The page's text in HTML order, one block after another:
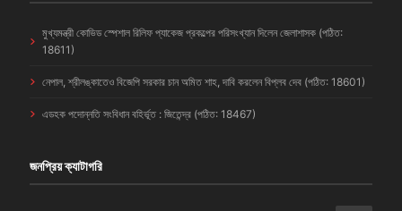
মুখ্যমন্ত্রী কোভিড স্পেশাল রিলিফ প্যাকেজ প্রকল্পের পরিসংখ্যান দিলেন জেলাশাসক (পঠিত:
18611)
নেপাল, শ্রীলঙ্কাতেও বিজেপি সরকার চান অমিত শাহ, দাবি করলেন বিপ্লব দেব (পঠিত: 18601)
এডহক পদোন্নতি সংবিধান বহির্ভূত : জিতেন্দ্র (পঠিত: 18467)
জনপ্রিয় ক্যাটাগরি